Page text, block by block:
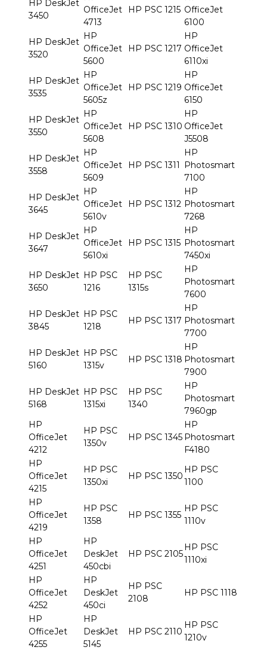
HP DeskJet
3450
OfficeJet
4713
HP PSC 1215 OfficeJet
6100
HP DeskJet
3520
HP
OfficeJet
5600
HP PSC 1217
HP
OfficeJet
6110xi
HP DeskJet
3535
HP
OfficeJet
5605z
HP PSC 1219
HP
OfficeJet
6150
HP DeskJet
3550
HP
OfficeJet
5608
HP PSC 1310
HP
OfficeJet
J5508
HP DeskJet
3558
HP
OfficeJet
5609
HP PSC 1311
HP
Photosmart
7100
HP DeskJet
3645
HP
OfficeJet
5610v
HP PSC 1312
HP
Photosmart
7268
HP DeskJet
3647
HP
OfficeJet
5610xi
HP PSC 1315
HP
Photosmart
7450xi
HP DeskJet
3650
HP PSC
1216
HP PSC
1315s
HP
Photosmart
7600
HP DeskJet
3845
HP PSC
1218
HP PSC 1317
HP
Photosmart
7700
HP DeskJet
5160
HP PSC
1315v
HP PSC 1318
HP
Photosmart
7900
HP DeskJet
5168
HP PSC
1315xi
HP PSC
1340
HP
Photosmart
7960gp
HP
OfficeJet
4212
HP PSC
1350v
HP PSC 1345
HP
Photosmart
F4180
HP
OfficeJet
4215
HP PSC
1350xi
HP PSC 1350
HP PSC
1100
HP
OfficeJet
4219
HP PSC
1358
HP PSC 1355
HP PSC
1110v
HP
OfficeJet
4251
HP
DeskJet
450cbi
HP PSC 2105
HP PSC
1110xi
HP
OfficeJet
4252
HP
DeskJet
450ci
HP PSC
2108
HP PSC 1118
HP
OfficeJet
4255
HP
DeskJet
5145
HP PSC 2110
HP PSC
1210v